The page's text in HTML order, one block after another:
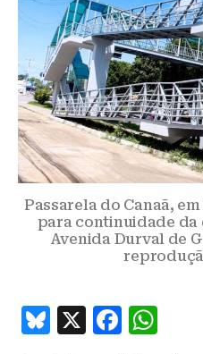
Passarela do Canaã,
para continuidade da
Avenida Durval de
B
X
F